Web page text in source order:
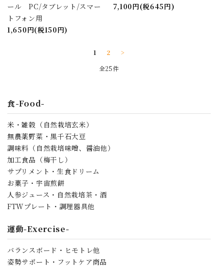
ール PC/タブレット/スマー
トフォン用
1,650円(税150円)
7,100円(税645円)
1 2
>
全25件
食-Food-
米・雑穀（自然栽培玄米）
無農薬野菜・黒千石大豆
調味料（自然栽培味噌、醤油他）
加工食品（梅干し）
サプリメント・生食ドリーム
お菓子・宇宙煎餅
人参ジュース・自然栽培茶・酒
FTWプレート・調理器具他
運動-Exercise-
バランスボード・ヒモトレ他
姿勢サポート・フットケア商品